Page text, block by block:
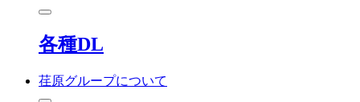
各種DL
荏原グループについて